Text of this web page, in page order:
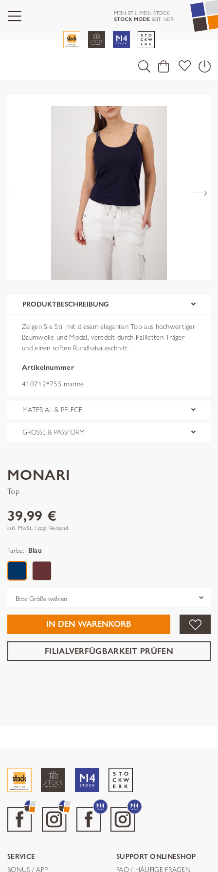
PRODUKTBESCHREIBUNG
Zeigen Sie Stil mit diesem eleganten Top aus hochwertiger
Baumwolle und Modal, veredelt durch Pailletten-Träger
und einen soften Rundhalsausschnitt.
Artikelnummer
410712*755 marine
MATERIAL & PFLEGE
GRÖSSE & PASSFORM
MONARI
Top
39,99 €
inkl. MwSt. / zzgl. Versand
Farbe: Blau
IN DEN WARENKORB
FILIALVERFÜGBARKEIT PRÜFEN
SERVICE
BONUS / APP
SUPPORT ONLINESHOP
FAQ / HÄUFIGE FRAGEN